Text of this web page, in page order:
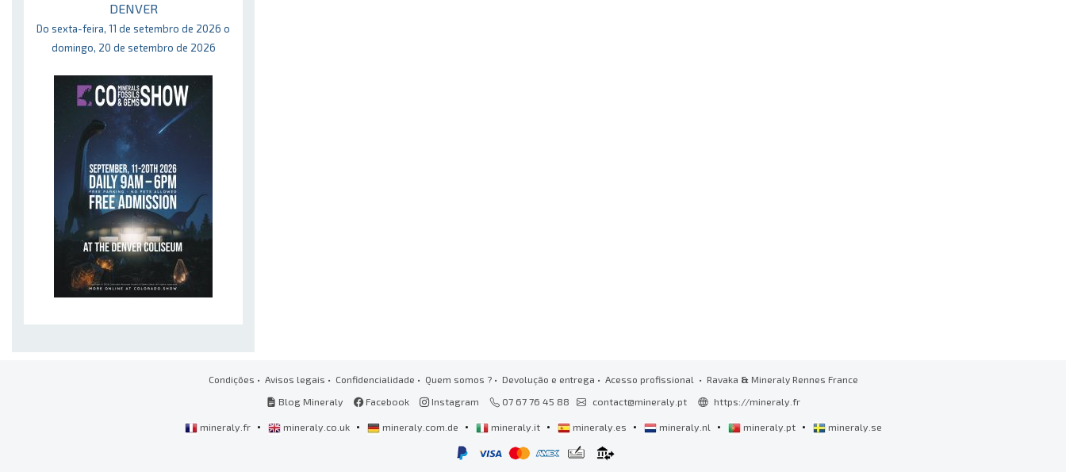
DENVER
Do sexta-feira, 11 de setembro de 2026 o
domingo, 20 de setembro de 2026
Condições • Avisos legais • Confidencialidade • Quem somos ?• Devolução e entrega • Acesso profissional • Ravaka & Mineraly Rennes France
Blog Mineraly
Facebook Instagram 07 67 76 45 88 contact@mineraly.pt https://mineraly.fr
mineraly.fr • mineraly.co.uk • mineraly.com.de • mineraly.it • mineraly.es • mineraly.nl • mineraly.pt • mineraly.se